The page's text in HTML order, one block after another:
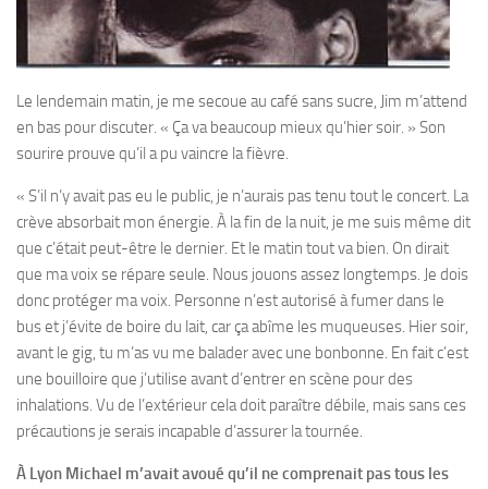
Le lendemain matin, je me secoue au café sans sucre, Jim m’attend
en bas pour discuter. « Ça va beaucoup mieux qu’hier soir. » Son
sourire prouve qu’il a pu vaincre la fièvre.
« S’il n’y avait pas eu le public, je n’aurais pas tenu tout le concert. La
crève absorbait mon énergie. À la fin de la nuit, je me suis même dit
que c’était peut-être le dernier. Et le matin tout va bien. On dirait
que ma voix se répare seule. Nous jouons assez longtemps. Je dois
donc protéger ma voix. Personne n’est autorisé à fumer dans le
bus et j’évite de boire du lait, car ça abîme les muqueuses. Hier soir,
avant le gig, tu m’as vu me balader avec une bonbonne. En fait c’est
une bouilloire que j’utilise avant d’entrer en scène pour des
inhalations. Vu de l’extérieur cela doit paraître débile, mais sans ces
précautions je serais incapable d’assurer la tournée.
À Lyon Michael m’avait avoué qu’il ne comprenait pas tous les